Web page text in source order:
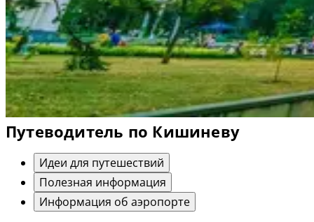
Путеводитель по Кишиневу
Идеи для путешествий
Полезная информация
Информация об аэропорте